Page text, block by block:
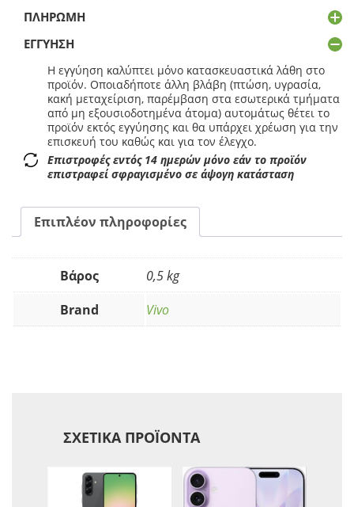
ΠΛΗΡΩΜΉ
ΕΓΓΎΗΣΗ
Η εγγύηση καλύπτει μόνο κατασκευαστικά λάθη στο
προϊόν. Οποιαδήποτε άλλη βλάβη (πτώση, υγρασία,
κακή μεταχείριση, παρέμβαση στα εσωτερικά τμήματα
από μη εξουσιοδοτημένα άτομα) αυτομάτως θέτει το
προϊόν εκτός εγγύησης και θα υπάρχει χρέωση για την
επισκευή του καθώς και για τον έλεγχο.
Επιστροφές εντός 14 ημερών μόνο εάν το προϊόν
επιστραφεί σφραγισμένο σε άψογη κατάσταση
Επιπλέον πληροφορίες
Βάρος
0,5 kg
Brand
Vivo
ΣΧΕΤΙΚΆ ΠΡΟΪΌΝΤΑ